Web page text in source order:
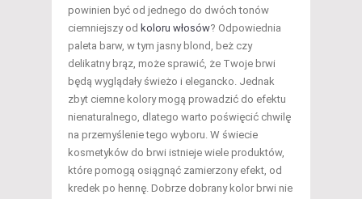
powinien być od jednego do dwóch tonów
ciemniejszy od koloru włosów? Odpowiednia
paleta barw, w tym jasny blond, beż czy
delikatny brąz, może sprawić, że Twoje brwi
będą wyglądały świeżo i elegancko. Jednak
zbyt ciemne kolory mogą prowadzić do efektu
nienaturalnego, dlatego warto poświęcić chwilę
na przemyślenie tego wyboru. W świecie
kosmetyków do brwi istnieje wiele produktów,
które pomogą osiągnąć zamierzony efekt, od
kredek po hennę. Dobrze dobrany kolor brwi nie